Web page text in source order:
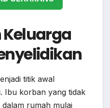
titik awal
Ibu korban yang tidak
rumah mulai